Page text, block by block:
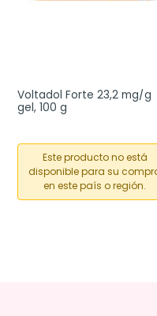
Voltadol Forte 23,2 mg/g
gel, 100 g
Este producto no está
disponible para su
en este país o región.